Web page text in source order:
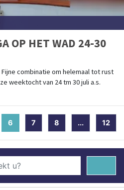
OP HET WAD 24-30
combinatie om helemaal tot rust
weektocht van 24 tm 30 juli a.s.
6 (current)
7 8 ... 12